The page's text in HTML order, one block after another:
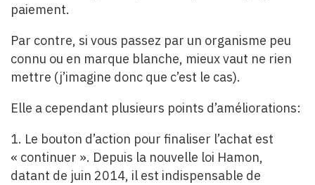
paiement.
Par contre, si vous passez par un organisme peu
connu ou en marque blanche, mieux vaut ne rien
mettre (j’imagine donc que c’est le cas).
Elle a cependant plusieurs points d’améliorations:
1. Le bouton d’action pour finaliser l’achat est
« continuer ». Depuis la nouvelle loi Hamon,
datant de juin 2014, il est indispensable de